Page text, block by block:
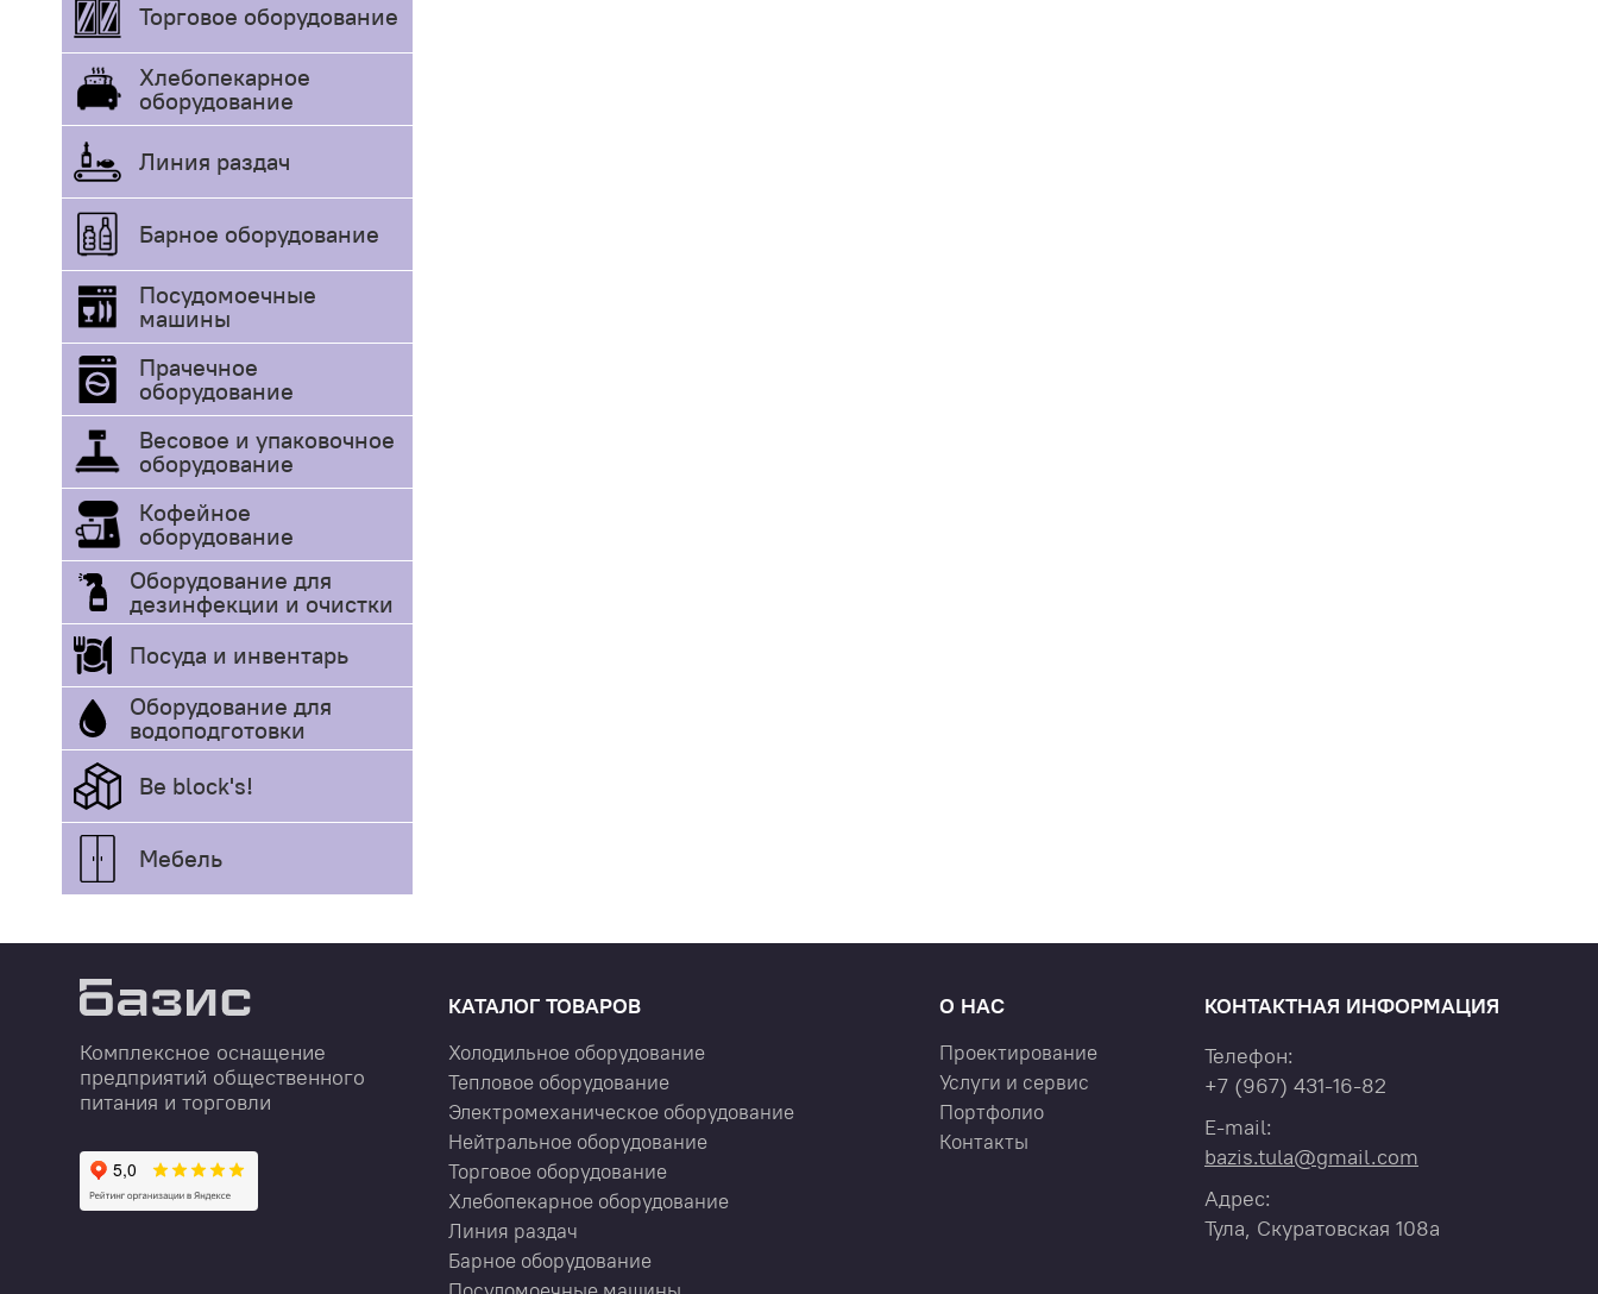
Торговое оборудование
Хлебопекарное
оборудование
Линия раздач
Барное оборудование
Посудомоечные
машины
Прачечное
оборудование
Весовое и упаковочное
оборудование
Кофейное
оборудование
Оборудование для
дезинфекции и очистки
Посуда и инвентарь
Оборудование для
водоподготовки
Be block's!
Мебель
Комплексное оснащение
предприятий общественного
питания и торговли
КАТАЛОГ ТОВАРОВ
Холодильное оборудование
Тепловое оборудование
Электромеханическое оборудование
Нейтральное оборудование
Торговое оборудование
Хлебопекарное оборудование
Линия раздач
Барное оборудование
О НАС
Проектирование
Услуги и сервис
Портфолио
Контакты
КОНТАКТНАЯ ИНФОРМАЦИЯ
Телефон:
+7 (967) 431-16-82
E-mail:
bazis.tula@gmail.com
Адрес:
Тула, Скуратовская 108а